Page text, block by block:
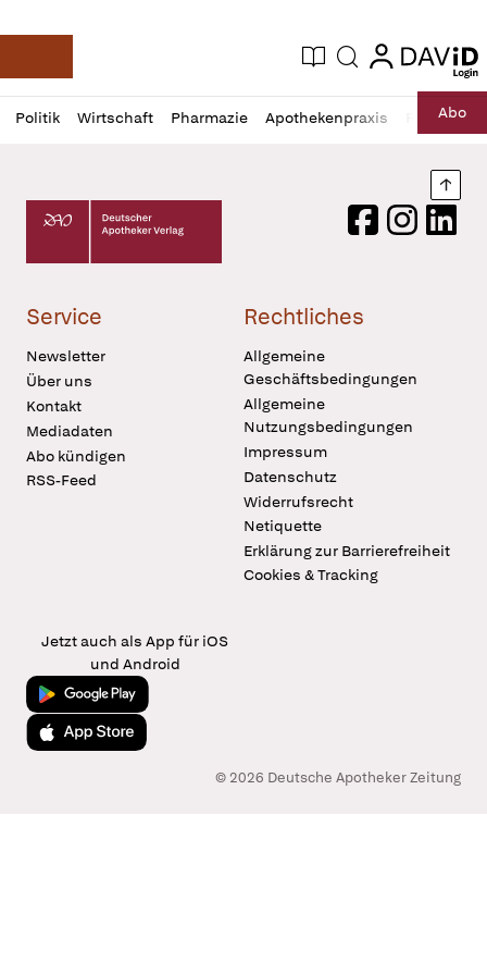
Deutsche Apotheker Zeitung
Aktuelle Ausgabe
Suche login
login
Politik Wirtschaft Pharmazie Apothekenpraxis RechtAbo
Profil
öffnen
Daz
Pur
Deutscher Apotheker Verlag Logo
FacebookInstagram
Service
Newsletter
Über uns
Kontakt
Mediadaten
Abo kündigen
RSS-Feed
Rechtliches
Allgemeine
Geschäftsbedingungen
Allgemeine
Nutzungsbedingungen
Impressum
Datenschutz
Widerrufsrecht
Netiquette
Erklärung zur Barrierefreiheit
Cookies & Tracking
Jetzt auch als App für iOS
und Android
Jetzt bei Google Play
Laden im App Store
© 2026 Deutsche Apotheker Zeitung